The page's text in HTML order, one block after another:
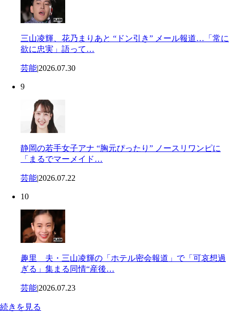
三山凌輝、花乃まりあと “ドン引き” メール報道…「常に
欲に忠実」語って…
芸能|2026.07.30
9
静岡の若手女子アナ “胸元ぴったり” ノースリワンピに
「まるでマーメイド…
芸能|2026.07.22
10
趣里 夫・三山凌輝の「ホテル密会報道」で「可哀想過
ぎる」集まる同情“産後…
芸能|2026.07.23
続きを見る